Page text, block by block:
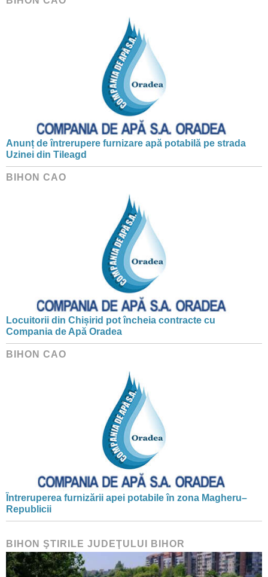
Anunț de întrerupere furnizare apă potabilă pe strada
Uzinei din Tileagd
BIHON CAO
Locuitorii din Chișirid pot încheia contracte cu
Compania de Apă Oradea
BIHON CAO
Întreruperea furnizării apei potabile în zona Magheru–
Republicii
BIHON ŞTIRILE JUDEŢULUI BIHOR